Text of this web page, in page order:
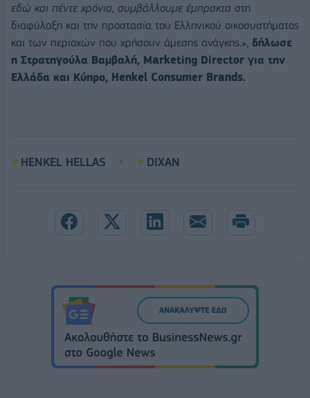
εδώ και πέντε χρόνια, συμβάλλουμε έμπρακτα στη
διαφύλαξη και την προστασία του Ελληνικού οικοσυστήματος
και των περιοχών που χρήσουν άμεσης ανάγκης.», δήλωσε
η Στρατηγούλα Βαμβαλή, Marketing Director για την
Ελλάδα και Κύπρο, Henkel Consumer Brands.
HENKEL HELLAS DIXAN